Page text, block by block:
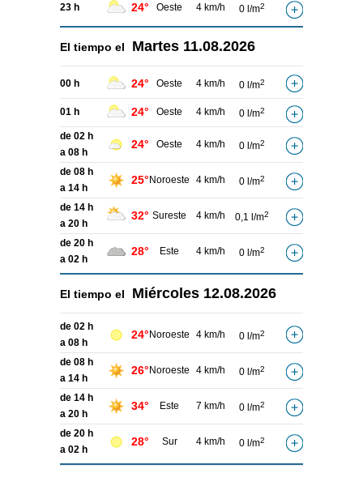
23 h 24° Oeste 4 km/h 0 l/m2
El tiempo el Martes 11.08.2026
00 h 24° Oeste 4 km/h 0 l/m2
01 h 24° Oeste 4 km/h 0 l/m2
de 02 h
a 08 h
24° Oeste 4 km/h 0 l/m2
de 08 h
a 14 h
25° Noroeste 4 km/h 0 l/m2
de 14 h
a 20 h
32° Sureste 4 km/h 0,1 l/m2
de 20 h
a 02 h
28° Este 4 km/h 0 l/m2
El tiempo el Miércoles 12.08.2026
de 02 h
a 08 h
24° Noroeste 4 km/h 0 l/m2
de 08 h
a 14 h
26° Noroeste 4 km/h 0 l/m2
de 14 h
a 20 h
34° Este 7 km/h 0 l/m2
de 20 h
a 02 h
28° Sur 4 km/h 0 l/m2